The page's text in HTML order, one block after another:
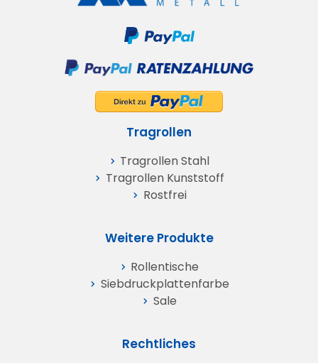
Tragrollen
Tragrollen Stahl
Tragrollen Kunststoff
Rostfrei
Weitere Produkte
Rollentische
Siebdruckplattenfarbe
Sale
Rechtliches